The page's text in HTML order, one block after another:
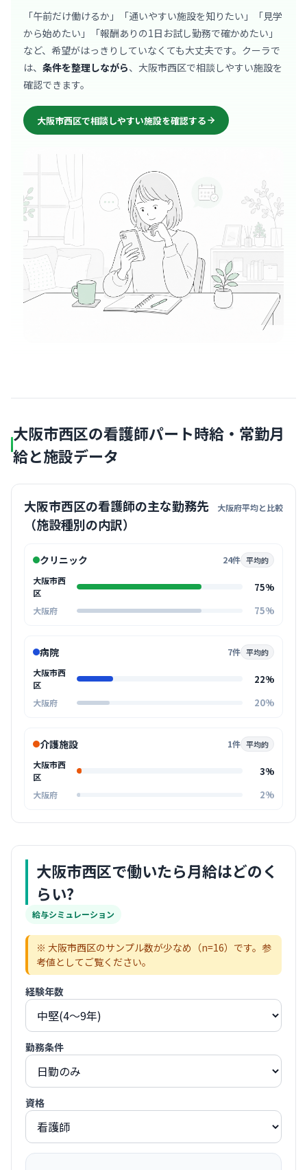
「午前だけ働けるか」「通いやすい施設を知りたい」「見学
から始めたい」「報酬ありの1日お試し勤務で確かめたい」
など、希望がはっきりしていなくても大丈夫です。クーラで
は、 条件を整理しながら、大阪市西区で相談しやすい施設を
確認できます。
大阪市西区で相談しやすい施設を確認する
大阪市西区の看護師パート時給・常勤月
給と施設データ
大阪市西区の看護師の主な勤務先
（施設種別の内訳）
大阪府平均と比較
クリニック 24件 平均的
大阪市西
区
75%
大阪府 75%
病院 7件 平均的
大阪市西
区
22%
大阪府 20%
介護施設 1件 平均的
大阪市西
区
3%
大阪府 2%
大阪市西区で働いたら月給はどのく
らい?
給与シミュレーション
※ 大阪市西区のサンプル数が少なめ（n=16）です。参
考値としてご覧ください。
経験年数
勤務条件
資格